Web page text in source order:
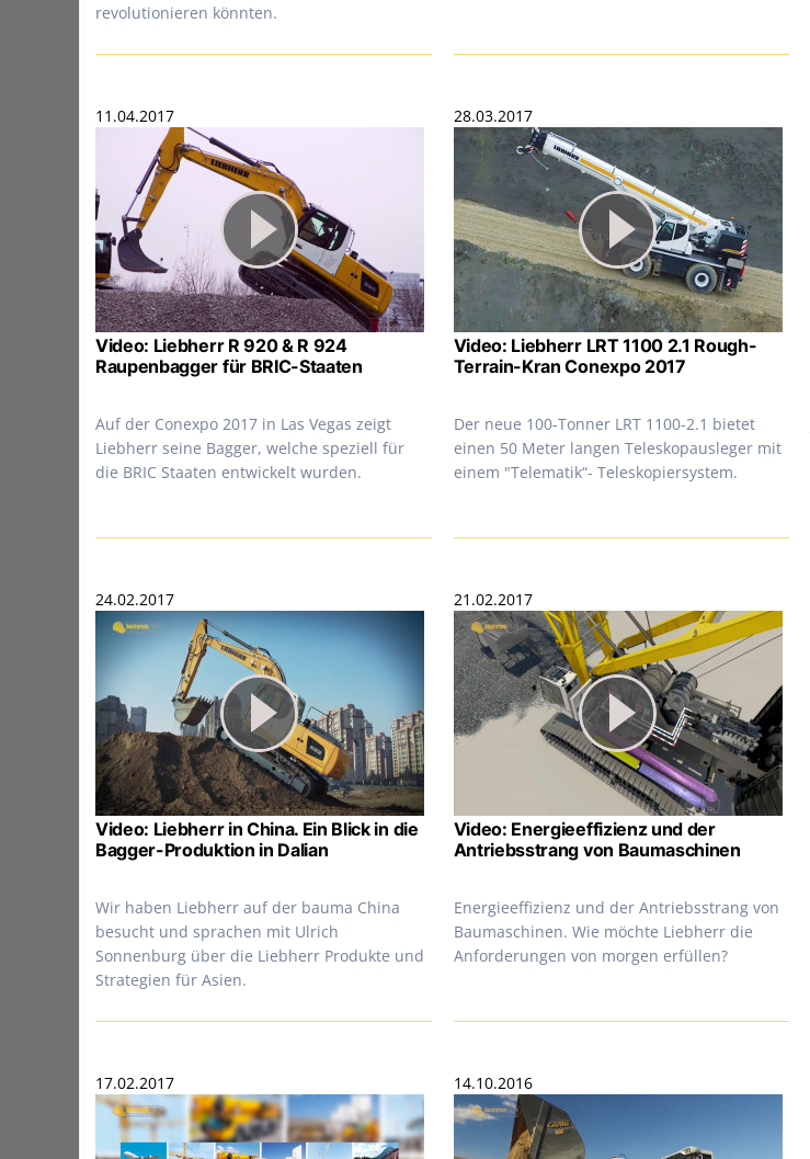
revolutionieren könnten.
11.04.2017
Video: Liebherr R 920 & R 924
Raupenbagger für BRIC-Staaten
Auf der Conexpo 2017 in Las Vegas zeigt
Liebherr seine Bagger, welche speziell für
die BRIC Staaten entwickelt wurden.
28.03.2017
Video: Liebherr LRT 1100 2.1 Rough-
Terrain-Kran Conexpo 2017
Der neue 100-Tonner LRT 1100-2.1 bietet
einen 50 Meter langen Teleskopausleger mit
einem "Telematik“- Teleskopiersystem.
24.02.2017
Video: Liebherr in China. Ein Blick in die
Bagger-Produktion in Dalian
Wir haben Liebherr auf der bauma China
besucht und sprachen mit Ulrich
Sonnenburg über die Liebherr Produkte und
Strategien für Asien.
21.02.2017
Video: Energieeffizienz und der
Antriebsstrang von Baumaschinen
Energieeffizienz und der Antriebsstrang von
Baumaschinen. Wie möchte Liebherr die
Anforderungen von morgen erfüllen?
17.02.2017 14.10.2016